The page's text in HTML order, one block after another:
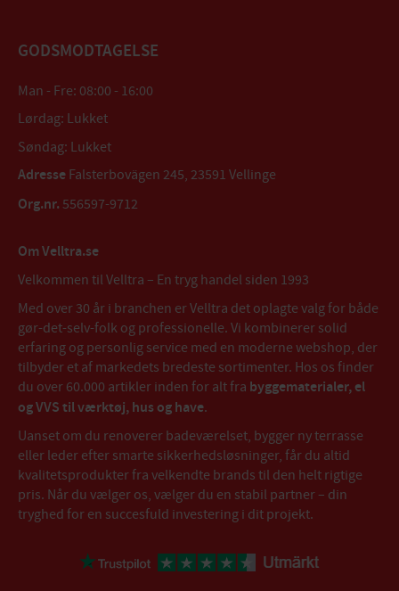
GODSMODTAGELSE
Man - Fre: 08:00 - 16:00
Lørdag: Lukket
Søndag: Lukket
Adresse Falsterbovägen 245, 23591 Vellinge
Org.nr. 556597-9712
Om Velltra.se
Velkommen til Velltra – En tryg handel siden 1993
Med over 30 år i branchen er Velltra det oplagte valg for både
gør-det-selv-folk og professionelle. Vi kombinerer solid
erfaring og personlig service med en moderne webshop, der
tilbyder et af markedets bredeste sortimenter. Hos os finder
du over 60.000 artikler inden for alt fra byggematerialer, el
og VVS til værktøj, hus og have.
Uanset om du renoverer badeværelset, bygger ny terrasse
eller leder efter smarte sikkerhedsløsninger, får du altid
kvalitetsprodukter fra velkendte brands til den helt rigtige
pris. Når du vælger os, vælger du en stabil partner – din
tryghed for en succesfuld investering i dit projekt.